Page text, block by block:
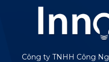
Công ty TNHH Công